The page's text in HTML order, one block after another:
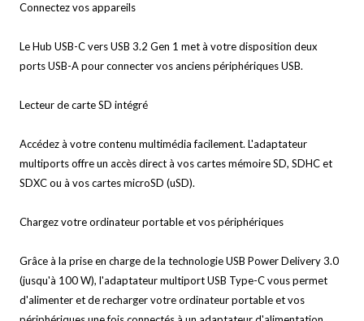
Connectez vos appareils
Le Hub USB-C vers USB 3.2 Gen 1 met à votre disposition deux
ports USB-A pour connecter vos anciens périphériques USB.
Lecteur de carte SD intégré
Accédez à votre contenu multimédia facilement. L'adaptateur
multiports offre un accès direct à vos cartes mémoire SD, SDHC et
SDXC ou à vos cartes microSD (uSD).
Chargez votre ordinateur portable et vos périphériques
Grâce à la prise en charge de la technologie USB Power Delivery 3.0
(jusqu'à 100 W), l'adaptateur multiport USB Type-C vous permet
d'alimenter et de recharger votre ordinateur portable et vos